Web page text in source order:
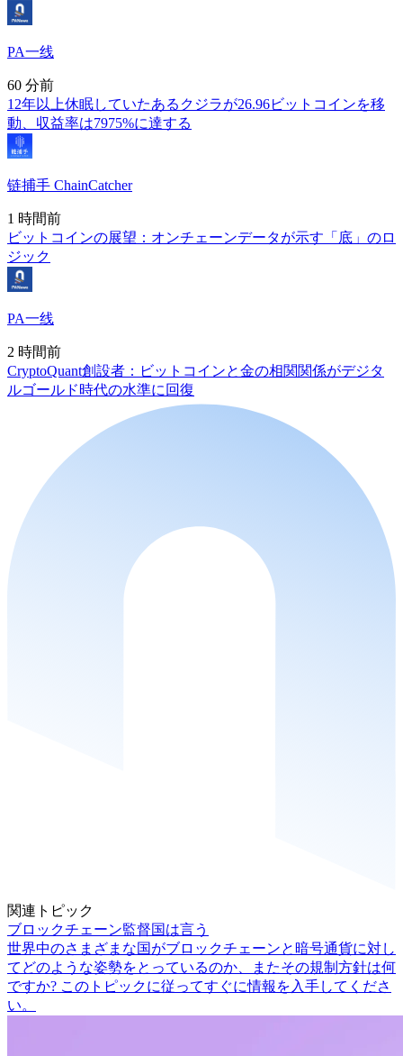
PA一线
60 分前
12年以上休眠していたあるクジラが26.96ビットコインを移
動、収益率は7975%に達する
链捕手 ChainCatcher
1 時間前
ビットコインの展望：オンチェーンデータが示す「底」のロ
ジック
PA一线
2 時間前
CryptoQuant創設者：ビットコインと金の相関関係がデジタ
ルゴールド時代の水準に回復
関連トピック
ブロックチェーン監督国は言う
世界中のさまざまな国がブロックチェーンと暗号通貨に対し
てどのような姿勢をとっているのか、またその規制方針は何
ですか? このトピックに従ってすぐに情報を入手してくださ
い。